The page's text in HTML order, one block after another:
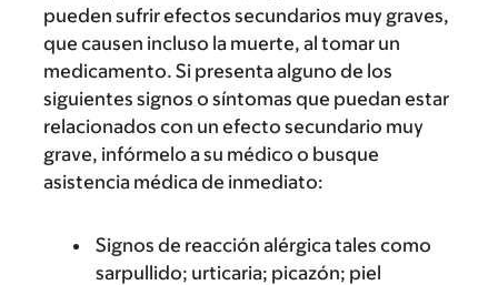
pueden sufrir efectos secundarios muy graves,
que causen incluso la muerte, al tomar un
medicamento. Si presenta alguno de los
siguientes signos o síntomas que puedan estar
relacionados con un efecto secundario muy
grave, infórmelo a su médico o busque
asistencia médica de inmediato:
Signos de reacción alérgica tales como
sarpullido; urticaria; picazón; piel